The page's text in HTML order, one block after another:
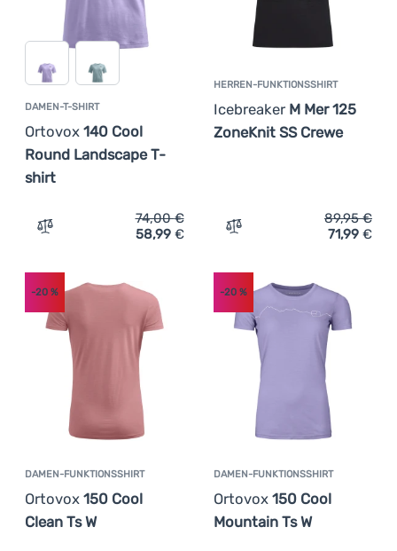
DAMEN-T-SHIRT
Ortovox 140 Cool
Round Landscape T-
shirt
Zum Vergleich 'Damen-T-Shirt Ortovox 140 Cool Round
74,00€
58,99 €
HERREN-FUNKTIONSSHIRT
Icebreaker M Mer 125
ZoneKnit SS Crewe
Zum Vergleich 'Herren-
89,95€
71,99 €
DAMEN-FUNKTIONSSHIRT
Ortovox 150 Cool
Clean Ts W
-20 %
DAMEN-FUNKTIONSSHIRT
Ortovox 150 Cool
Mountain Ts W
-20%